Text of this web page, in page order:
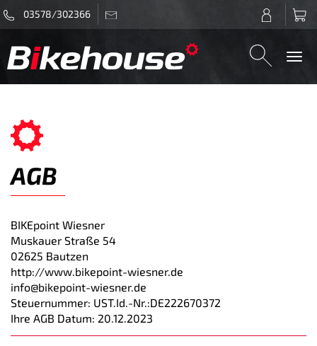
03578/302366
AGB
BIKEpoint Wiesner
Muskauer Straße 54
02625 Bautzen
http://www.bikepoint-wiesner.de
info@bikepoint-wiesner.de
Steuernummer: UST.Id.-Nr.:DE222670372
Ihre AGB Datum: 20.12.2023